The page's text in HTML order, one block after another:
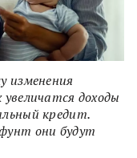
изменения
доходы
кредит.
они будут